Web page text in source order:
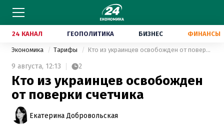
24 КАНАЛ ГЕОПОЛИТИКА БИЗНЕС ФИНАНСЫ
Экономика Тарифы Кто из украинцев освобожден от поверки счетчика
9 августа, 12:13 2
Кто из украинцев освобожден
от поверки счетчика
Екатерина Добровольская